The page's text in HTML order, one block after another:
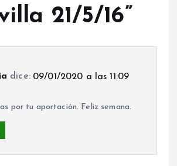
21/5/16”
dice: 09/01/2020 a las 11:09
por tu aportación. Feliz semana.